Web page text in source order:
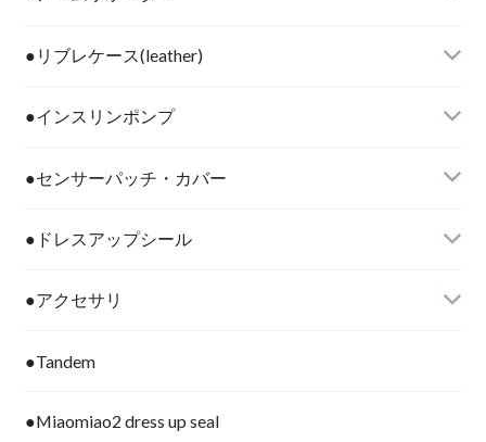
●リブレケース(leather)
●インスリンポンプ
●センサーパッチ・カバー
●ドレスアップシール
●アクセサリ
●Tandem
●Miaomiao2 dress up seal